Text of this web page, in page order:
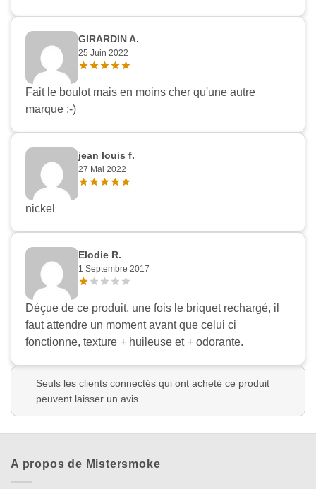
GIRARDIN A.
25 Juin 2022
Fait le boulot mais en moins cher qu'une autre
marque ;-)
jean louis f.
27 Mai 2022
nickel
Elodie R.
1 Septembre 2017
Déçue de ce produit, une fois le briquet rechargé, il
faut attendre un moment avant que celui ci
fonctionne, texture + huileuse et + odorante.
Seuls les clients connectés qui ont acheté ce produit
peuvent laisser un avis.
A propos de Mistersmoke